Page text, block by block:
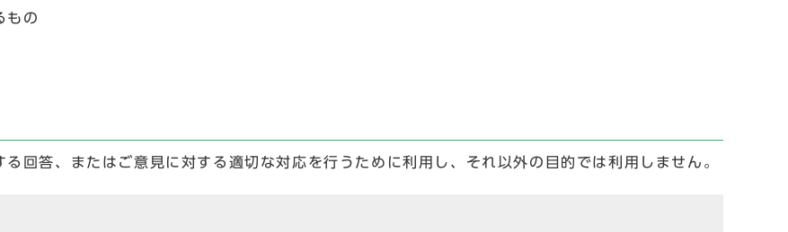
もの
回答、またはご意見に対する適切な対応を行うために利用し、それ以外の目的では利用しません。